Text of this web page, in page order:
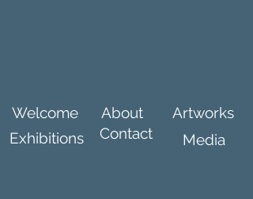
Welcome
Exhibitions
About
Contact
Artworks
Media